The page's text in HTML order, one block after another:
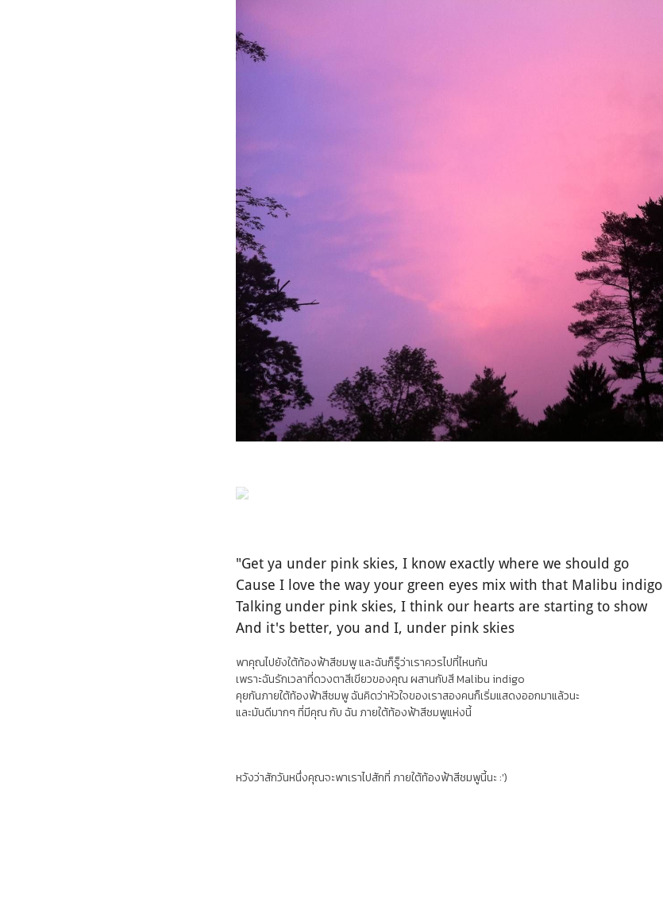
"Get ya under pink skies, I know exactly where we should go
Cause I love the way your green eyes mix with that Malibu indigo
Talking under pink skies, I think our hearts are starting to show
And it's better, you and I, under pink skies
พาคุณไปยังใต้ท้องฟ้าสีชมพู และฉันก็รู็ว่าเราควรไปที่ไหนกัน
เพราะฉันรักเวลาที่ดวงตาสีเขียวของคุณ ผสานกับสี Malibu indigo
คุยกันภายใต้ท้องฟ้าสีชมพู ฉันคิดว่าหัวใจของเราสองคนก็เริ่มแสดงออกมาแล้วนะ
และมันดีมากๆ ที่มีคุณ กับ ฉัน ภายใต้ท้องฟ้าสีชมพูแห่งนี้
หวังว่าสักวันหนึ่งคุณจะพาเราไปสักที่ ภายใต้ท้องฟ้าสีชมพูนี้นะ :')